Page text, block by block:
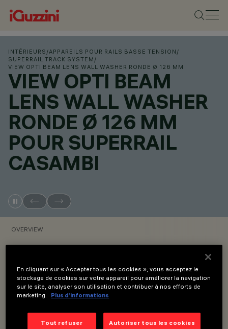
INTÉRIEURS /APPAREILS POUR RAILS BASSE TENSION /
SUPERRAIL TRACK SYSTEM /
VIEW OPTI BEAM LENS WALL WASHER RONDE Ø 126 MM
VIEW OPTI BEAM
LENS WALL WASHER
RONDE Ø 126 MM
POUR SUPERRAIL
CASAMBI
OVERVIEW
Overview
Installation sur Superrail.
En cliquant sur « Accepter tous les cookies », vous acceptez le
stockage de cookies sur votre appareil pour améliorer la navigation
sur le site, analyser son utilisation et contribuer à nos efforts de
marketing.
Plus d’informations
Tout refuser Autoriser tous les cookies